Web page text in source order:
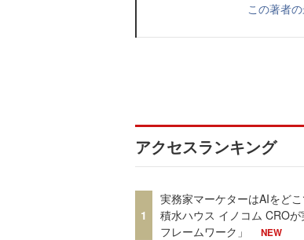
この著者
アクセスランキング
1
実務家マーケターはAIをど
積水ハウス イノコム CRO
フレームワーク」
NEW